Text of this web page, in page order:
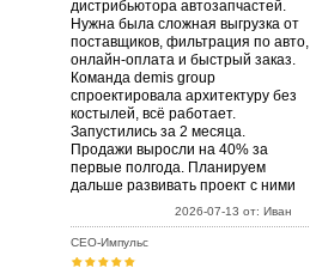
дистрибьютора автозапчастей.
Нужна была сложная выгрузка от
поставщиков, фильтрация по авто,
онлайн-оплата и быстрый заказ.
Команда demis group
спроектировала архитектуру без
костылей, всё работает.
Запустились за 2 месяца.
Продажи выросли на 40% за
первые полгода. Планируем
дальше развивать проект с ними
2026-07-13 от: Иван
СЕО-Импульс